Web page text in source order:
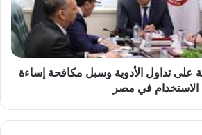
على تداول الأدوية وسبل مكافحة إساءة
الاستخدام في مصر